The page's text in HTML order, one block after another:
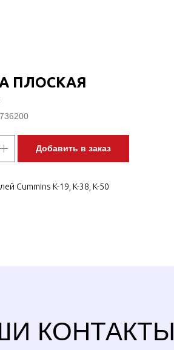
ПЛОСКАЯ
Добавить в заказ
Cummins K-19, K-38, K-50
КОНТАКТЫ